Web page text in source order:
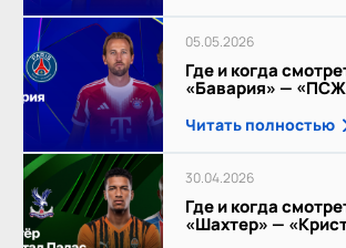
05.05.2026
Где и когда
«Бавария» —
Читать полностью
30.04.2026
Где и когда
«Шахтер» —